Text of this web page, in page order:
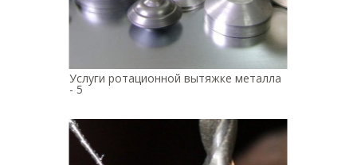
Услуги ротационной вытяжке металла
- 5